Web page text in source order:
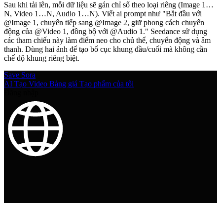
Sau khi tải lên, mỗi dữ liệu sẽ gán chỉ số theo loại riêng (Image 1…
N, Video 1…N, Audio 1…N). Viết ai prompt như "Bắt đầu với
@Image 1, chuyển tiếp sang @Image 2, giữ phong cách chuyển
động của @Video 1, đồng bộ với @Audio 1." Seedance sử dụng
các tham chiếu này làm điểm neo cho chủ thể, chuyển động và âm
thanh. Dùng hai ảnh để tạo bố cục khung đầu/cuối mà không cần
chế độ khung riêng biệt.
Save Sora
AI Tạo Video Bảng giá Tạo phẩm của tôi